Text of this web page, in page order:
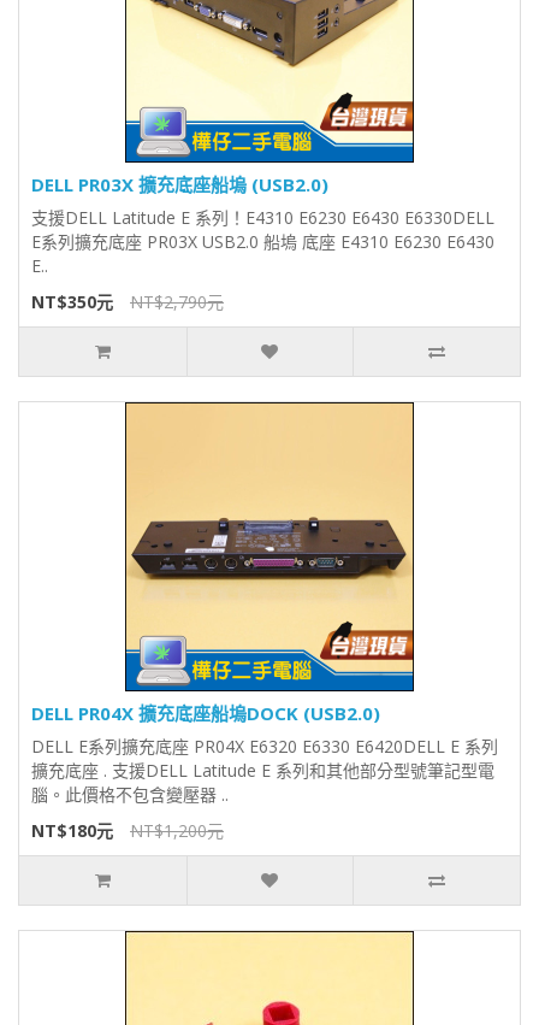
DELL PR03X 擴充底座船塢 (USB2.0)
支援DELL Latitude E 系列！E4310 E6230 E6430 E6330DELL
E系列擴充底座 PR03X USB2.0 船塢 底座 E4310 E6230 E6430
E..
NT$350元
NT$2,790元
DELL PR04X 擴充底座船塢DOCK (USB2.0)
DELL E系列擴充底座 PR04X E6320 E6330 E6420DELL E 系列
擴充底座 . 支援DELL Latitude E 系列和其他部分型號筆記型電
腦。此價格不包含變壓器 ..
NT$180元
NT$1,200元